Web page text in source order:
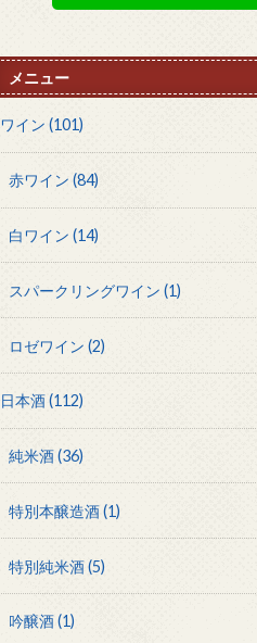
メニュー
ワイン(101)
赤ワイン (84)
白ワイン (14)
スパークリングワイン (1)
ロゼワイン (2)
日本酒(112)
純米酒(36)
特別本醸造酒(1)
特別純米酒(5)
吟醸酒(1)